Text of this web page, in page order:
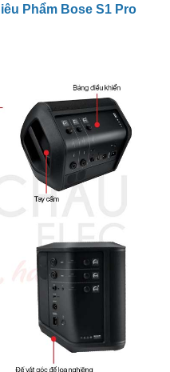
Phẩm Bose S1 Pro